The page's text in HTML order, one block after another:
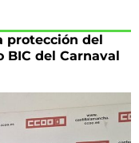
protección del
del Carnaval